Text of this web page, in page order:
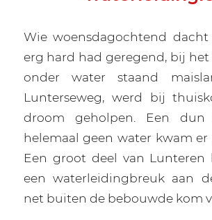
Wie woensdagochtend
erg hard had geregend, bij het
onder water staand
Lunterseweg, werd bij
droom geholpen. Een dun
helemaal geen water kwam
Een groot deel van Lunteren
een waterleidingbreuk aan
net buiten de bebouwde kom